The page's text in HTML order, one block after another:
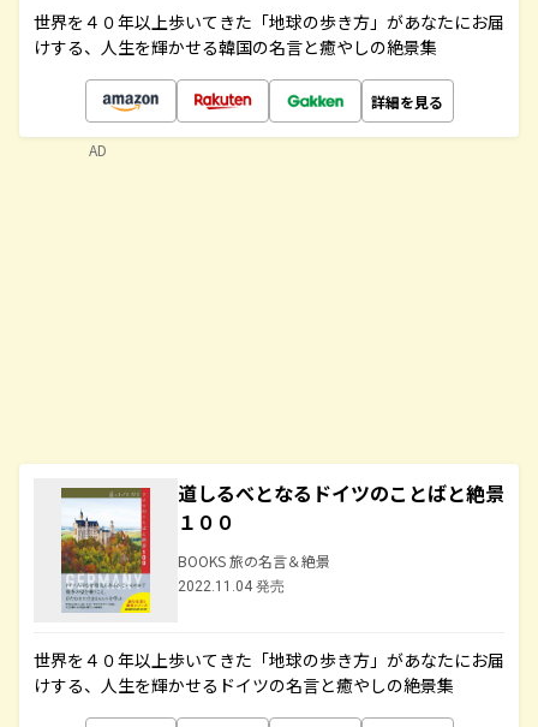
世界を４０年以上歩いてきた「地球の歩き方」があなたにお届
けする、人生を輝かせる韓国の名言と癒やしの絶景集
詳細を見る
道しるべとなるドイツのことばと絶景
１００
BOOKS 旅の名言＆絶景
2022.11.04 発売
世界を４０年以上歩いてきた「地球の歩き方」があなたにお届
けする、人生を輝かせるドイツの名言と癒やしの絶景集
AD